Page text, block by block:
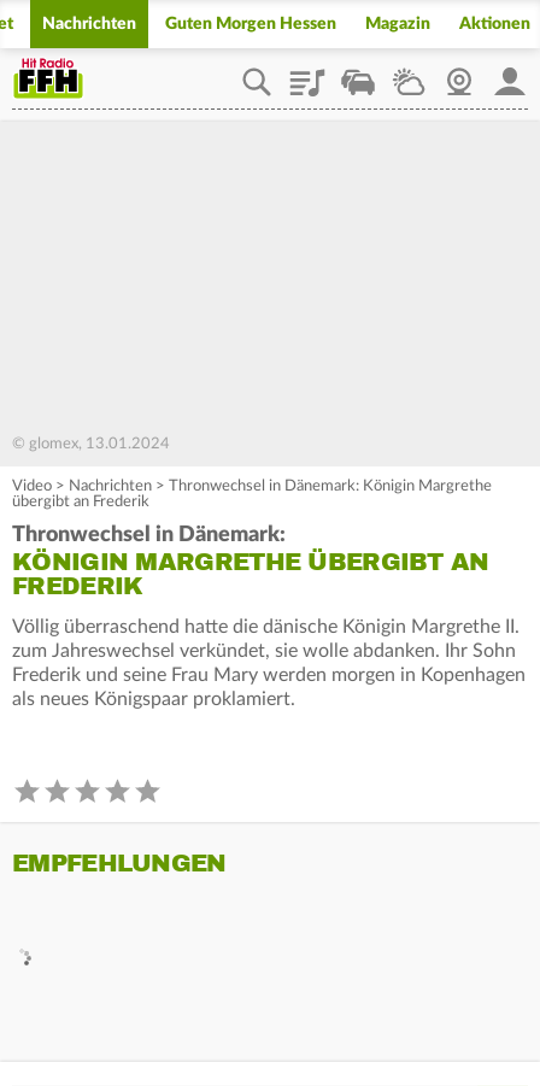
Nachrichten Guten Morgen Hessen Magazin Aktionen
PlaylistStaupilotWetterWebcam
© glomex, 13.01.2024
Video > Nachrichten > Thronwechsel in Dänemark: Königin Margrethe
übergibt an Frederik
Thronwechsel in Dänemark:
KÖNIGIN MARGRETHE ÜBERGIBT AN
FREDERIK
Völlig überraschend hatte die dänische Königin Margrethe II.
zum Jahreswechsel verkündet, sie wolle abdanken. Ihr Sohn
Frederik und seine Frau Mary werden morgen in Kopenhagen
als neues Königspaar proklamiert.
EMPFEHLUNGEN